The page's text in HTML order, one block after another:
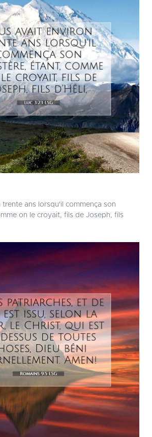
trente ans lorsqu'il commença son
on le croyait, fils de Joseph, fils